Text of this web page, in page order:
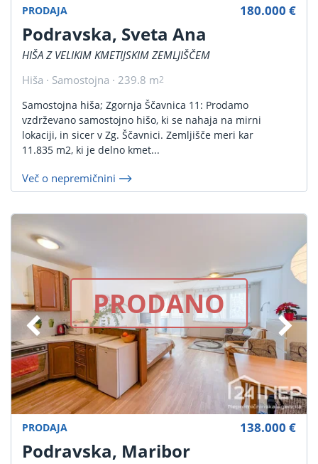
PRODAJA
Podravska, Sveta Ana
HIŠA Z VELIKIM KMETIJSKIM ZEMLJIŠČEM
Hiša · Samostojna · 239.8 m2
180.000 €
Samostojna hiša; Zgornja Ščavnica 11: Prodamo
vzdrževano samostojno hišo, ki se nahaja na mirni
lokaciji, in sicer v Zg. Ščavnici. Zemljišče meri kar
11.835 m2, ki je delno kmet...
Več o nepremičnini
PRODANO
PRODAJA
Podravska, Maribor
138.000 €